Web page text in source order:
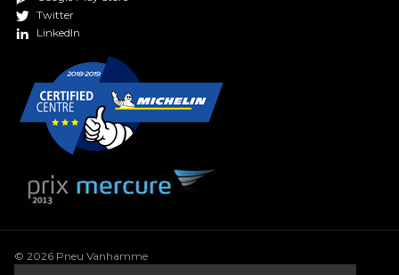
Twitter
LinkedIn
© 2026 Pneu Vanhamme